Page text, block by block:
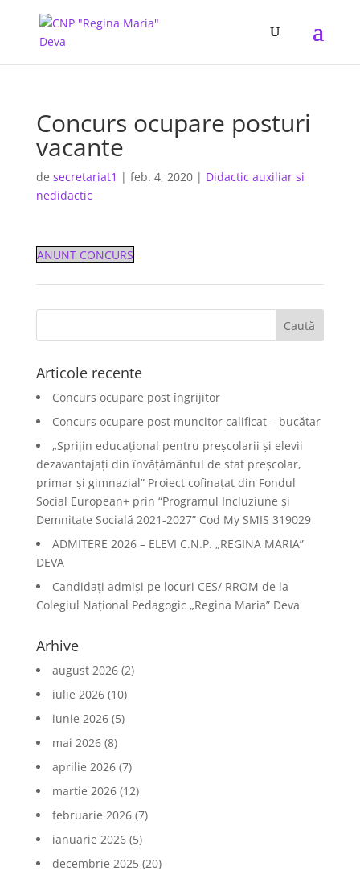
Concurs ocupare posturi
vacante
de secretariat1 | feb. 4, 2020| Didactic auxiliar si
nedidactic
ANUNT CONCURS
Articole recente
Concurs ocupare post îngrijitor
Concurs ocupare post muncitor calificat – bucătar
„Sprijin educațional pentru preșcolarii și elevii
dezavantajați din învățământul de stat preșcolar,
primar și gimnazial” Proiect cofinațat din Fondul
Social European+ prin “Programul Incluziune și
Demnitate Socială 2021-2027” Cod My SMIS 319029
ADMITERE 2026 – ELEVI C.N.P. „REGINA MARIA”
DEVA
Candidați admiși pe locuri CES/ RROM de la
Colegiul Național Pedagogic „Regina Maria” Deva
Arhive
august 2026(2)
iulie 2026(10)
iunie 2026(5)
mai 2026(8)
aprilie 2026(7)
martie 2026(12)
februarie 2026(7)
ianuarie 2026(5)
decembrie 2025(20)